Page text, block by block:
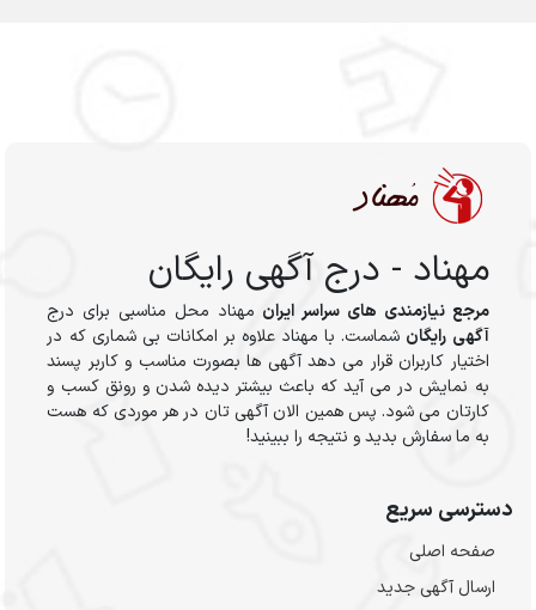
مهناد - درج آگهی رایگان
مرجع نیازمندی های سراسر ایران مهناد محل مناسبی برای درج
آگهی رایگان شماست. با مهناد علاوه بر امکانات بی شماری که در
اختیار کاربران قرار می دهد آگهی ها بصورت مناسب و کاربر پسند
به نمایش در می آید که باعث بیشتر دیده شدن و رونق کسب و
کارتان می شود. پس همین الان آگهی تان در هر موردی که هست
به ما سفارش بدید و نتیجه را ببینید!
دسترسی سریع
صفحه اصلی
ارسال‌ آگهی جدید